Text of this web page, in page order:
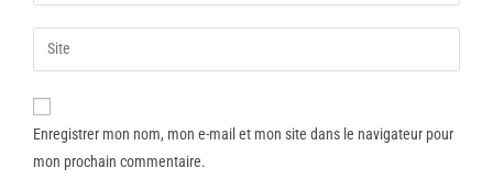
Enregistrer mon nom, mon e-mail et mon site dans le navigateur pour
mon prochain commentaire.